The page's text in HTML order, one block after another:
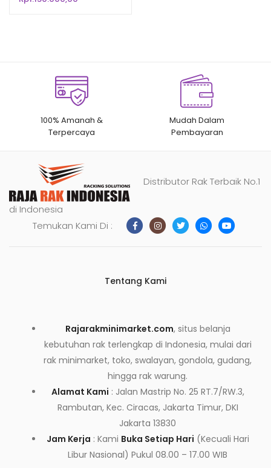
100% Amanah &
Terpercaya
Mudah Dalam
Pembayaran
Distributor Rak Terbaik No.1
di Indonesia
Temukan Kami Di :
Tentang Kami
Rajarakminimarket.com, situs belanja
kebutuhan rak terlengkap di Indonesia, mulai dari
rak minimarket, toko, swalayan, gondola, gudang,
hingga rak warung.
Alamat Kami : Jalan Mastrip No. 25 RT.7/RW.3,
Rambutan, Kec. Ciracas, Jakarta Timur, DKI
Jakarta 13830
Jam Kerja : Kami Buka Setiap Hari (Kecuali Hari
Libur Nasional) Pukul 08.00 – 17.00 WIB